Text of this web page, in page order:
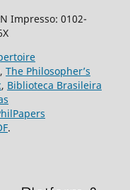
Impresso: 0102-
, The Philosopher’s
, Biblioteca Brasileira
.